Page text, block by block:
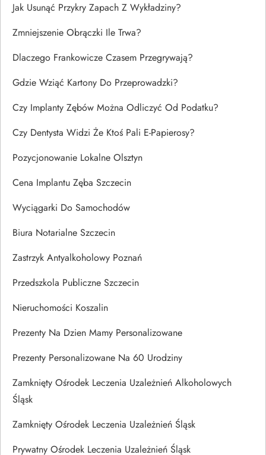
Jak Usunąć Przykry Zapach Z Wykładziny?
Zmniejszenie Obrączki Ile Trwa?
Dlaczego Frankowicze Czasem Przegrywają?
Gdzie Wziąć Kartony Do Przeprowadzki?
Czy Implanty Zębów Można Odliczyć Od Podatku?
Czy Dentysta Widzi Że Ktoś Pali E-Papierosy?
Pozycjonowanie Lokalne Olsztyn
Cena Implantu Zęba Szczecin
Wyciągarki Do Samochodów
Biura Notarialne Szczecin
Zastrzyk Antyalkoholowy Poznań
Przedszkola Publiczne Szczecin
Nieruchomości Koszalin
Prezenty Na Dzien Mamy Personalizowane
Prezenty Personalizowane Na 60 Urodziny
Zamknięty Ośrodek Leczenia Uzależnień Alkoholowych
Śląsk
Zamknięty Ośrodek Leczenia Uzależnień Śląsk
Prywatny Ośrodek Leczenia Uzależnień Śląsk